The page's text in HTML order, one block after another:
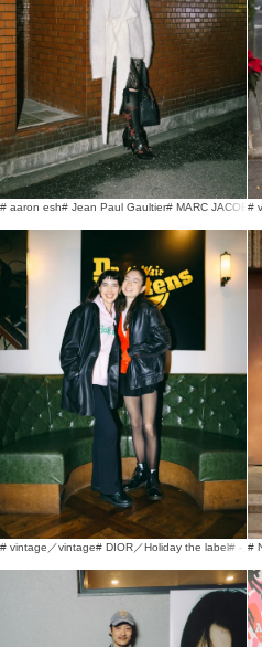
# aaron esh# Jean Paul Gaultier# MARC JACOBS
#
# vintage／vintage# DIOR／Holiday the label# -／
#